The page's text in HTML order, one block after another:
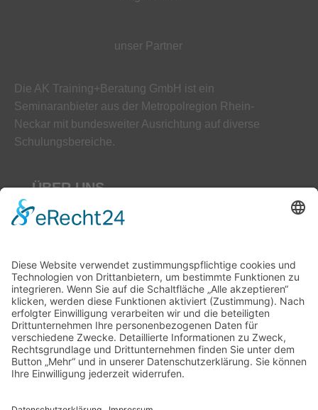
unser Partner
Die AK Training+Beratung GmbH ist ein
Seminaranbieter aus der Metropolregion Rhein-
Neckar mit bundesweiter Ausrichtung auf diverse
Schulungsbereiche.
ÜBER UNS
AGB
Impressum
Unser Leitbild
Downloads
Kontakt
Hilfe